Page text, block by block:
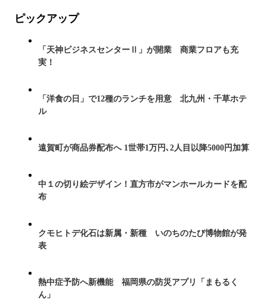
ピックアップ
「天神ビジネスセンターⅡ」が開業 商業フロアも充
実！
「洋食の日」で12種のランチを用意 北九州・千草ホテ
ル
遠賀町が商品券配布へ 1世帯1万円､2人目以降5000円加算
中１の切り絵デザイン！直方市がマンホールカードを配
布
クモヒトデ化石は新属・新種 いのちのたび博物館が発
表
熱中症予防へ新機能 福岡県の防災アプリ「まもるく
ん」